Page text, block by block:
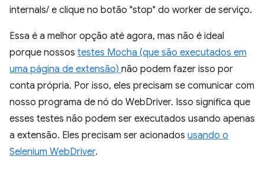
internals/ e clique no botão "stop" do worker de serviço.
Essa é a melhor opção até agora, mas não é ideal
porque nossos testes Mocha (que são executados em
uma página de extensão) não podem fazer isso por
conta própria. Por isso, eles precisam se comunicar com
nosso programa de nó do WebDriver. Isso significa que
esses testes não podem ser executados usando apenas
a extensão. Eles precisam ser acionados usando o
Selenium WebDriver.